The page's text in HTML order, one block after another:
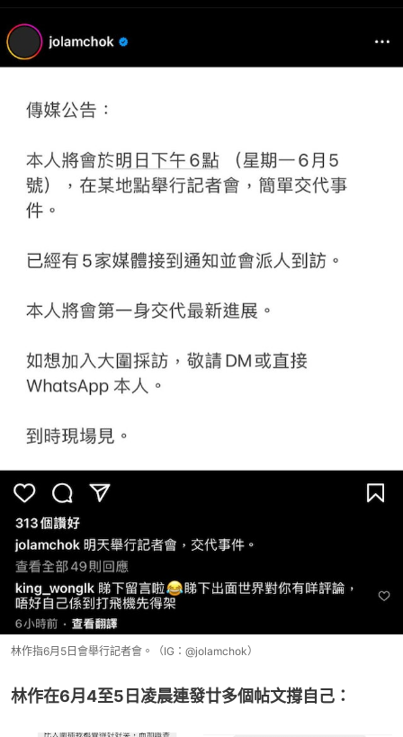
林作指6月5日會舉行記者會。（IG：@jolamchok）
林作在6月4至5日凌晨連發廿多個帖文撐自己：